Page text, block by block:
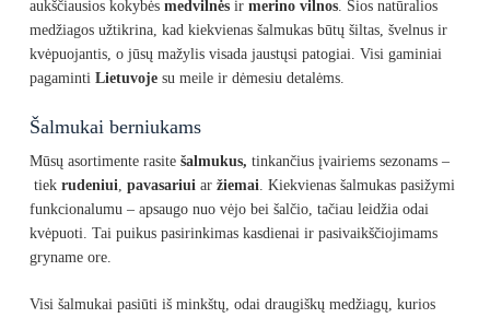
aukščiausios kokybės medvilnėsir merino vilnos. Šios natūralios
medžiagos užtikrina, kad kiekvienas šalmukas būtų šiltas, švelnus ir
kvėpuojantis, o jūsų mažylis visada jaustųsi patogiai. Visi gaminiai
pagaminti Lietuvojesu meile ir dėmesiu detalėms.
Šalmukai berniukams
Mūsų asortimente rasite šalmukus, tinkančius įvairiems sezonams –
tiek rudeniui, pavasariuiar žiemai. Kiekvienas šalmukas pasižymi
funkcionalumu – apsaugo nuo vėjo bei šalčio, tačiau leidžia odai
kvėpuoti. Tai puikus pasirinkimas kasdienai ir pasivaikščiojimams
gryname ore.
Visi šalmukai pasiūti iš minkštų, odai draugiškų medžiagų, kurios